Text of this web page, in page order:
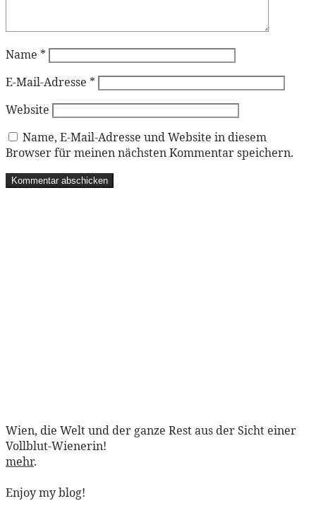
Name *
E-Mail-Adresse *
Website
Name, E-Mail-Adresse und Website in diesem
Browser für meinen nächsten Kommentar speichern.
Wien, die Welt und der ganze Rest aus der Sicht einer
Vollblut-Wienerin!
mehr.
Enjoy my blog!